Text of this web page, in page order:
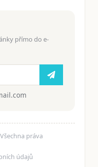
přímo do e-
práva
údajů